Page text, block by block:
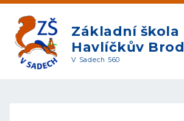
Základní škola
Havlíčkův Brod
V Sadech 560